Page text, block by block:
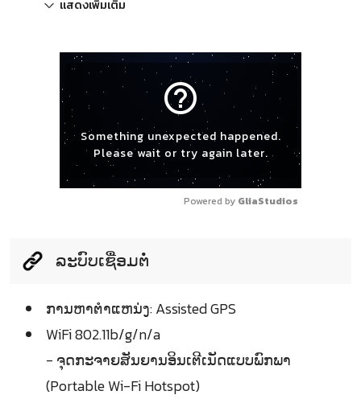
แสดงเพิ่มเติม
help_outline
Something unexpected happened.
Please wait or try again later.
Powered by GliaStudios
ລະບົບເຊື່ອມຕໍ່
ການຫາຕຳແຫນ່ງ: Assisted GPS
WiFi 802.11b/g/n/a
- ຈຸດກະຈາຍສັນຍານອິນເຕີເນັດແບບພົກພາ
(Portable Wi-Fi Hotspot)